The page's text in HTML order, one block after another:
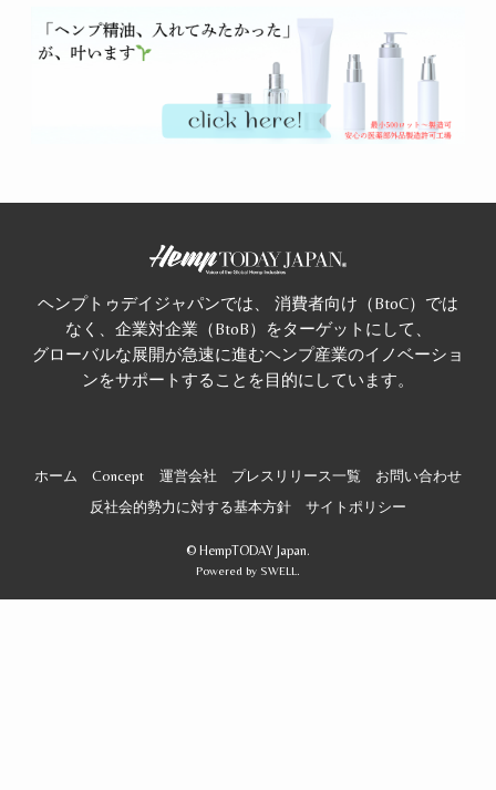
ヘンプトゥデイジャパンでは、 消費者向け（BtoC）では
なく、企業対企業（BtoB）をターゲットにして、
グローバルな展開が急速に進むヘンプ産業のイノベーショ
ンをサポートすることを目的にしています。
ホーム Concept 運営会社 プレスリリース一覧
お問い合わせ
反社会的勢力に対する基本方針
サイトポリシー
© HempTODAY Japan.
Powered by SWELL